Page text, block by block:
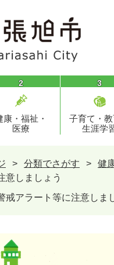
2
康・福祉・
医療
3
子育て・教
生涯学
> 分類でさがす > 健
意しましょう
戒アラート等に注意しま